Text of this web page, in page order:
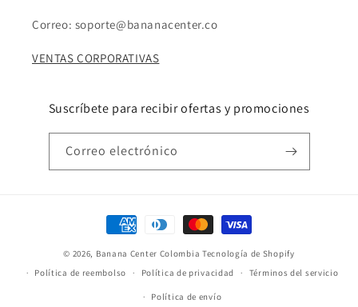
Correo: soporte@bananacenter.co
VENTAS CORPORATIVAS
Suscríbete para recibir ofertas y promociones
Correo electrónico
Formas
de
pago
© 2026, Banana Center Colombia Tecnología de Shopify
Política de reembolso
Política de privacidad Términos del servicio
Política de envío